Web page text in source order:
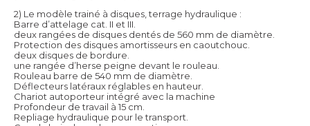
2) Le modèle trainé à disques, terrage hydraulique :
Barre d’attelage cat. II et III.
deux rangées de disques dentés de 560 mm de diamètre.
Protection des disques amortisseurs en caoutchouc.
deux disques de bordure.
une rangée d’herse peigne devant le rouleau.
Rouleau barre de 540 mm de diamètre.
Déflecteurs latéraux réglables en hauteur.
Chariot autoporteur intégré avec la machine
Profondeur de travail à 15 cm.
Repliage hydraulique pour le transport.